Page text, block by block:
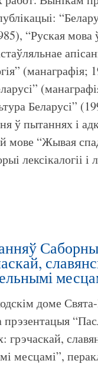
“Руская мова
(манаграфія;
Беларусі”
ў пытаннях і
мове “Жывая
лексікалогіі і
доме
месцамі”,